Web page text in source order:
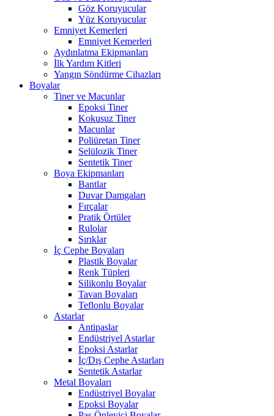
Göz Koruyucular
Yüz Koruyucular
Emniyet Kemerleri
Emniyet Kemerleri
Aydınlatma Ekipmanları
İlk Yardım Kitleri
Yangın Söndürme Cihazları
Boyalar
Tiner ve Macunlar
Epoksi Tiner
Kokusuz Tiner
Macunlar
Poliüretan Tiner
Selülozik Tiner
Sentetik Tiner
Boya Ekipmanları
Bantlar
Duvar Damgaları
Fırçalar
Pratik Örtüler
Rulolar
Sırıklar
İç Cephe Boyaları
Plastik Boyalar
Renk Tüpleri
Silikonlu Boyalar
Tavan Boyaları
Teflonlu Boyalar
Astarlar
Antipaslar
Endüstriyel Astarlar
Epoksi Astarlar
İç/Dış Cephe Astarları
Sentetik Astarlar
Metal Boyaları
Endüstriyel Boyalar
Epoksi Boyalar